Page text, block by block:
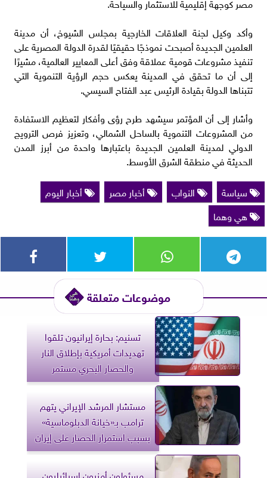
وأكد وكيل لجنة العلاقات الخارجية بمجلس الشيوخ، أن مدينة
العلمين الجديدة أصبحت نموذجًا حقيقيًا لقدرة الدولة المصرية على
تنفيذ مشروعات قومية عملاقة وفق أعلى المعايير العالمية، مشيرًا
إلى أن ما تحقق في المدينة يعكس حجم الرؤية التنموية التي
تتبناها الدولة بقيادة الرئيس عبد الفتاح السيسي.
وأشار إلى أن المؤتمر سيشهد طرح رؤى وأفكار لتعظيم الاستفادة
من المشروعات التنموية بالساحل الشمالي، وتعزيز فرص الترويج
الدولي لمدينة العلمين الجديدة باعتبارها واحدة من أبرز المدن
الحديثة في منطقة الشرق الأوسط.
سياسة
النواب أخبار مصر
أخبار اليوم
هي وهما
موضوعات متعلقة
تسنيم: بحارة إيرانيون تلقوا
تهديدات أمريكية بإطلاق النار
والحصار البحري مستمر
مستشار المرشد الإيراني يتهم
ترامب بـ«خيانة الدبلوماسية»
بسبب استمرار الحصار على إيران
مسئولون أمنيون إسرائيليون